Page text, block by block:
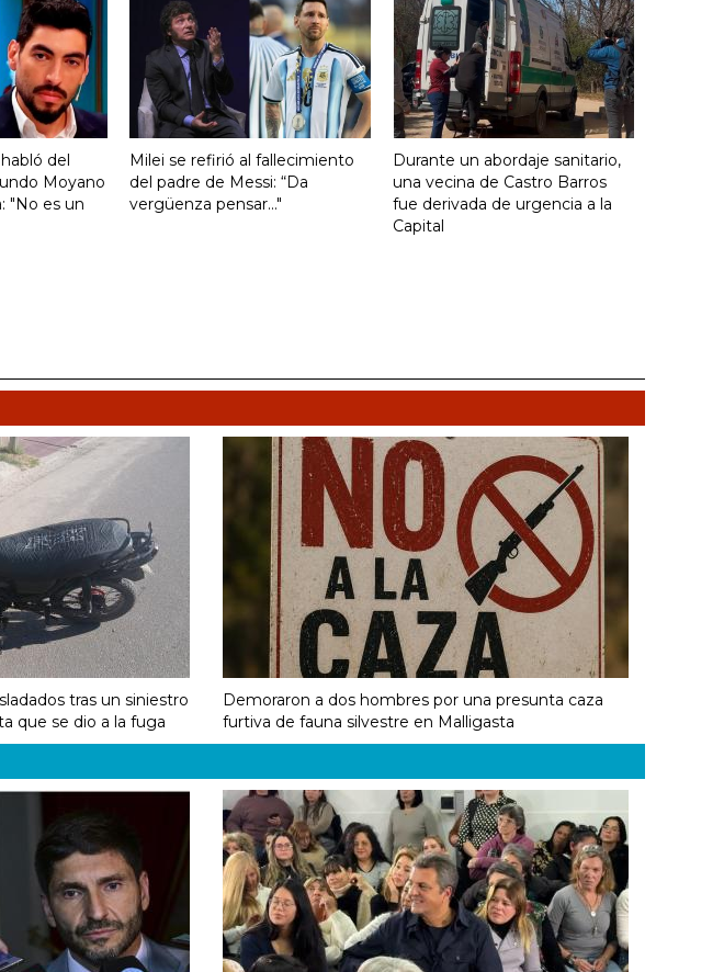
Moyano
"No es un
del padre de Messi: “Da
vergüenza pensar..."
una vecina de Castro Barros
fue derivada de urgencia a la
Capital
que se dio a la fuga
furtiva de fauna silvestre en Malligasta